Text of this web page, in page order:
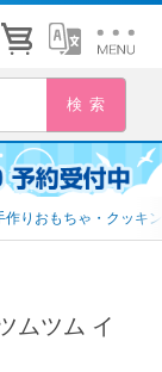
作りおもちゃ・クッキ
ムツム イ